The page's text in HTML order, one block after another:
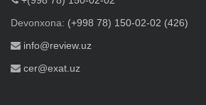
Devonxona: (+998 78) 150-02-02 (426)
info@review.uz
cer@exat.uz